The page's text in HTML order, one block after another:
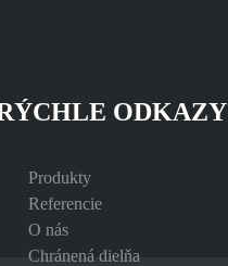
ODKAZY
Produkty
Referencie
O nás
Chránená dielňa